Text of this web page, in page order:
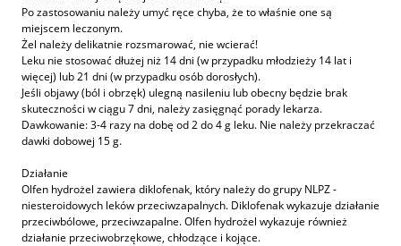
Po zastosowaniu należy umyć ręce chyba, że to właśnie one są
miejscem leczonym.
Żel należy delikatnie rozsmarować, nie wcierać!
Leku nie stosować dłużej niż 14 dni (w przypadku młodzieży 14 lat i
więcej) lub 21 dni (w przypadku osób dorosłych).
Jeśli objawy (ból i obrzęk) ulegną nasileniu lub obecny będzie brak
skuteczności w ciągu 7 dni, należy zasięgnąć porady lekarza.
Dawkowanie: 3-4 razy na dobę od 2 do 4 g leku. Nie należy przekraczać
dawki dobowej 15 g.
Działanie
Olfen hydrożel zawiera diklofenak, który należy do grupy NLPZ -
niesteroidowych leków przeciwzapalnych. Diklofenak wykazuje działanie
przeciwbólowe, przeciwzapalne. Olfen hydrożel wykazuje również
działanie przeciwobrzękowe, chłodzące i kojące.